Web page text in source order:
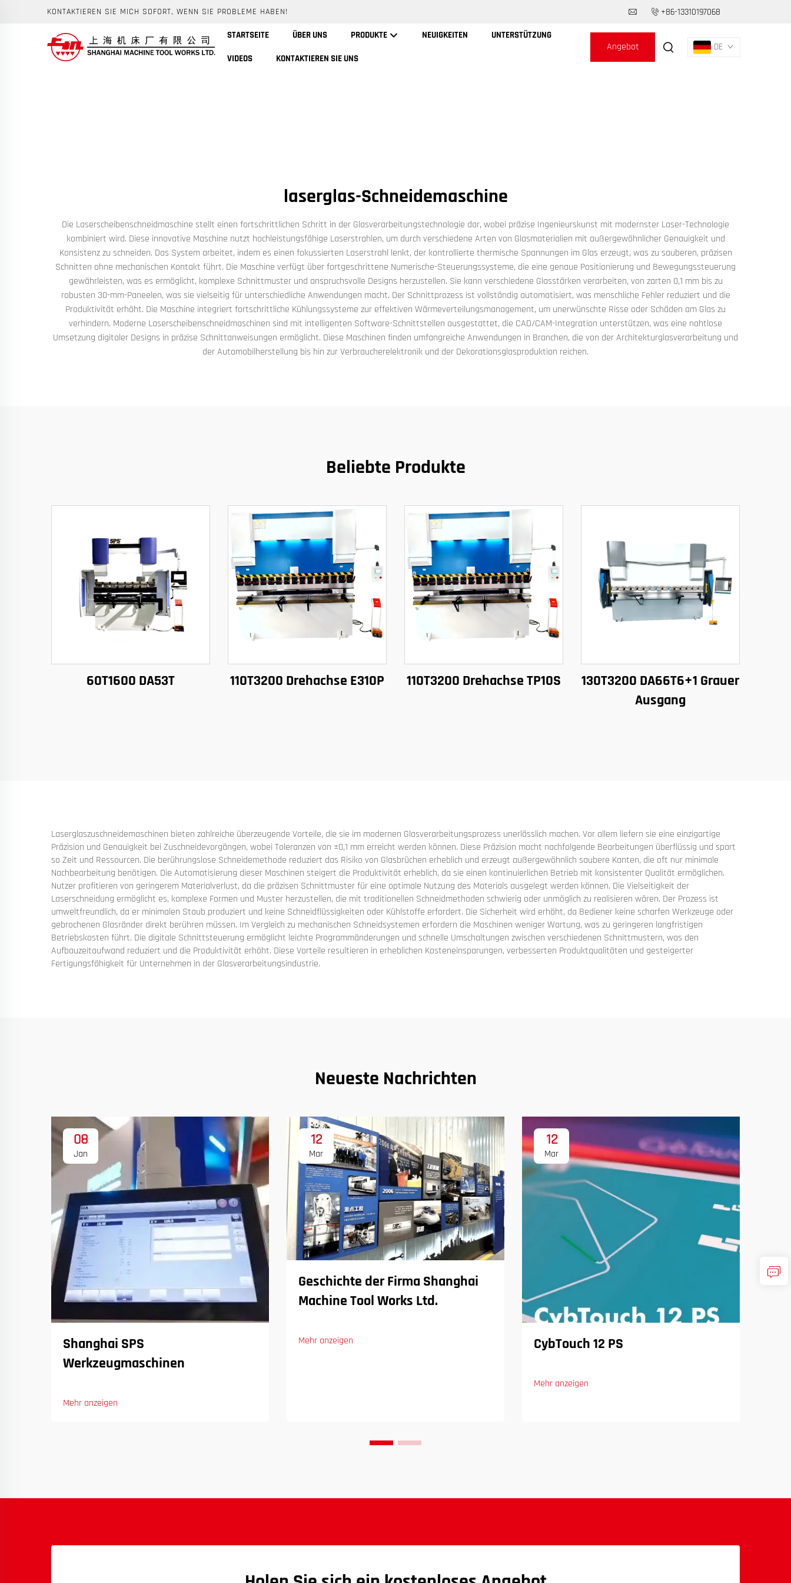
KONTAKTIEREN SIE MICH SOFORT, WENN SIE PROBLEME HABEN! +86-13310197068
STARTSEITE ÜBER UNS PRODUKTE NEUIGKEITEN UNTERSTÜTZUNG
VIDEOS KONTAKTIEREN SIE UNS
Angebot DE
laserglas-Schneidemaschine
Die Laserscheibenschneidmaschine stellt einen fortschrittlichen Schritt in der Glasverarbeitungstechnologie dar, wobei präzise Ingenieurskunst mit modernster Laser-Technologie
kombiniert wird. Diese innovative Maschine nutzt hochleistungsfähige Laserstrahlen, um durch verschiedene Arten von Glasmaterialien mit außergewöhnlicher Genauigkeit und
Konsistenz zu schneiden. Das System arbeitet, indem es einen fokussierten Laserstrahl lenkt, der kontrollierte thermische Spannungen im Glas erzeugt, was zu sauberen, präzisen
Schnitten ohne mechanischen Kontakt führt. Die Maschine verfügt über fortgeschrittene Numerische-Steuerungssysteme, die eine genaue Positionierung und Bewegungssteuerung
gewährleisten, was es ermöglicht, komplexe Schnittmuster und anspruchsvolle Designs herzustellen. Sie kann verschiedene Glasstärken verarbeiten, von zarten 0,1 mm bis zu
robusten 30-mm-Paneelen, was sie vielseitig für unterschiedliche Anwendungen macht. Der Schnittprozess ist vollständig automatisiert, was menschliche Fehler reduziert und die
Produktivität erhöht. Die Maschine integriert fortschrittliche Kühlungssysteme zur effektiven Wärmeverteilungsmanagement, um unerwünschte Risse oder Schäden am Glas zu
verhindern. Moderne Laserscheibenschneidmaschinen sind mit intelligenten Software-Schnittstellen ausgestattet, die CAD/CAM-Integration unterstützen, was eine nahtlose
Umsetzung digitaler Designs in präzise Schnittanweisungen ermöglicht. Diese Maschinen finden umfangreiche Anwendungen in Branchen, die von der Architekturglasverarbeitung und
der Automobilherstellung bis hin zur Verbraucherelektronik und der Dekorationsglasproduktion reichen.
Beliebte Produkte
60T1600 DA53T 110T3200 Drehachse E310P 110T3200 Drehachse TP10S
130T3200 DA66T6+1 Grauer
Ausgang
Laserglaszuschneidemaschinen bieten zahlreiche überzeugende Vorteile, die sie im modernen Glasverarbeitungsprozess unerlässlich machen. Vor allem liefern sie eine einzigartige
Präzision und Genauigkeit bei Zuschneidevorgängen, wobei Toleranzen von ±0,1 mm erreicht werden können. Diese Präzision macht nachfolgende Bearbeitungen überflüssig und spart
so Zeit und Ressourcen. Die berührungslose Schneidemethode reduziert das Risiko von Glasbrüchen erheblich und erzeugt außergewöhnlich saubere Kanten, die oft nur minimale
Nachbearbeitung benötigen. Die Automatisierung dieser Maschinen steigert die Produktivität erheblich, da sie einen kontinuierlichen Betrieb mit konsistenter Qualität ermöglichen.
Nutzer profitieren von geringerem Materialverlust, da die präzisen Schnittmuster für eine optimale Nutzung des Materials ausgelegt werden können. Die Vielseitigkeit der
Laserschneidung ermöglicht es, komplexe Formen und Muster herzustellen, die mit traditionellen Schneidmethoden schwierig oder unmöglich zu realisieren wären. Der Prozess ist
umweltfreundlich, da er minimalen Staub produziert und keine Schneidflüssigkeiten oder Kühlstoffe erfordert. Die Sicherheit wird erhöht, da Bediener keine scharfen Werkzeuge oder
gebrochenen Glasränder direkt berühren müssen. Im Vergleich zu mechanischen Schneidsystemen erfordern die Maschinen weniger Wartung, was zu geringeren langfristigen
Betriebskosten führt. Die digitale Schnittsteuerung ermöglicht leichte Programmänderungen und schnelle Umschaltungen zwischen verschiedenen Schnittmustern, was den
Aufbauzeitaufwand reduziert und die Produktivität erhöht. Diese Vorteile resultieren in erheblichen Kosteneinsparungen, verbesserten Produktqualitäten und gesteigerter
Fertigungsfähigkeit für Unternehmen in der Glasverarbeitungsindustrie.
Neueste Nachrichten
08
Jan
Shanghai SPS
Werkzeugmaschinen
Mehr anzeigen
12
Mar
Geschichte der Firma Shanghai
Machine Tool Works Ltd.
Mehr anzeigen
12
Mar
CybTouch 12 PS
Mehr anzeigen